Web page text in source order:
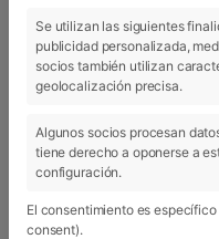
03 May 2018
Se utilizan las siguientes
publicidad personalizada,
socios también utilizan
geolocalización precisa.
Algunos socios procesan
tiene derecho a oponerse a
configuración.
El consentimiento es
consent).